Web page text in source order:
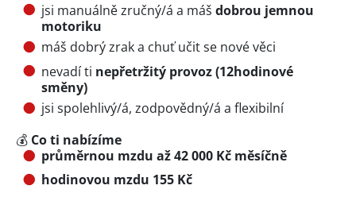
jsi manuálně zručný/á a máš dobrou jemnou
motoriku
máš dobrý zrak a chuť učit se nové věci
nevadí ti nepřetržitý provoz (12hodinové
směny)
jsi spolehlivý/á, zodpovědný/á a flexibilní
💰 Co ti nabízíme
průměrnou mzdu až 42 000 Kč měsíčně
hodinovou mzdu 155 Kč